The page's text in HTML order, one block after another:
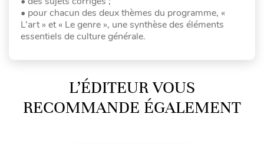
• pour chacun des deux thèmes du programme, «
L’art » et « Le genre », une synthèse des éléments
essentiels de culture générale.
L’ÉDITEUR VOUS
RECOMMANDE ÉGALEMENT